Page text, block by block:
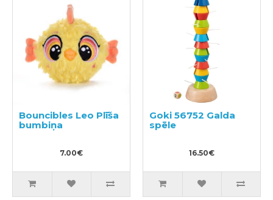
Bouncibles Leo Plīša
bumbiņa
7.00€
Goki 56752 Galda
spēle
16.50€